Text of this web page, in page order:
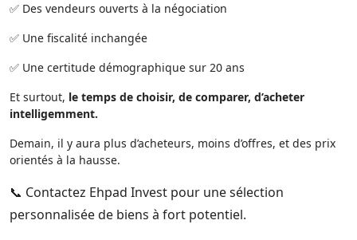
✅ Des vendeurs ouverts à la négociation
✅ Une fiscalité inchangée
✅ Une certitude démographique sur 20 ans
Et surtout, le temps de choisir, de comparer, d’acheter
intelligemment.
Demain, il y aura plus d’acheteurs, moins d’offres, et des prix
orientés à la hausse.
📞 Contactez Ehpad Invest pour une sélection
personnalisée de biens à fort potentiel.